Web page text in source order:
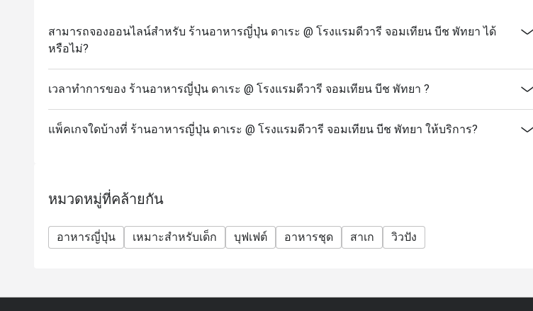
สามารถจองออนไลน์สำหรับ ร้านอาหารญี่ปุ่น ดาเระ @ โรงแรมดีวารี จอมเทียน บีช พัทยา ได้
หรือไม่?
เวลาทำการของ ร้านอาหารญี่ปุ่น ดาเระ @ โรงแรมดีวารี จอมเทียน บีช พัทยา ?
แพ็คเกจใดบ้างที่ ร้านอาหารญี่ปุ่น ดาเระ @ โรงแรมดีวารี จอมเทียน บีช พัทยา ให้บริการ?
หมวดหมู่ที่คล้ายกัน
อาหารญี่ปุ่น เหมาะสำหรับเด็ก บุฟเฟต์ อาหารชุด สาเก วิวปัง